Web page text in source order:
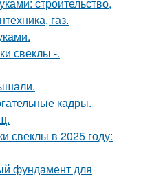
строительство,
газ.
свеклы -.
кадры.
свеклы в 2025 году:
фундамент для